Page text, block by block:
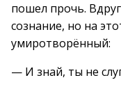
пошел прочь.
сознание, но на
умиротворённый:
— И знай, ты не